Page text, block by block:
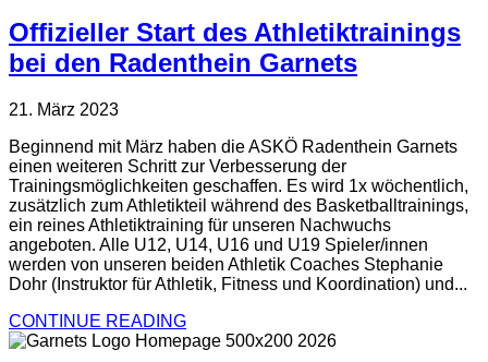
Offizieller Start des Athletiktrainings
bei den Radenthein Garnets
21. März 2023
Beginnend mit März haben die ASKÖ Radenthein Garnets
einen weiteren Schritt zur Verbesserung der
Trainingsmöglichkeiten geschaffen. Es wird 1x wöchentlich,
zusätzlich zum Athletikteil während des Basketballtrainings,
ein reines Athletiktraining für unseren Nachwuchs
angeboten. Alle U12, U14, U16 und U19 Spieler/innen
werden von unseren beiden Athletik Coaches Stephanie
Dohr (Instruktor für Athletik, Fitness und Koordination) und...
CONTINUE READING